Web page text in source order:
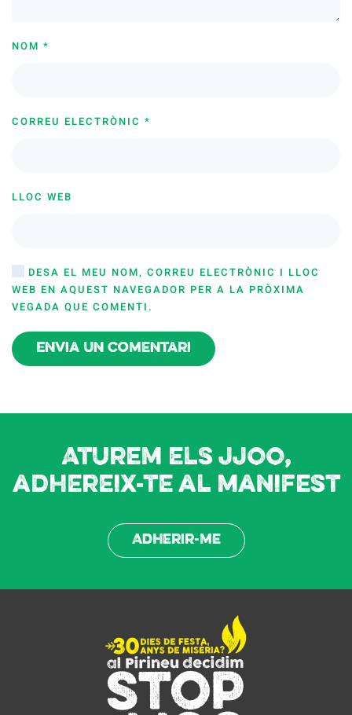
NOM *
CORREU ELECTRÒNIC *
LLOC WEB
DESA EL MEU NOM, CORREU ELECTRÒNIC I LLOC
WEB EN AQUEST NAVEGADOR PER A LA PRÒXIMA
VEGADA QUE COMENTI.
Envia un comentari
Aturem els JJOO,
adhereix-te al manifest
Adherir-me